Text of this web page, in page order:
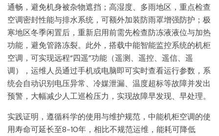
通畅，避免机身被杂物遮挡；高湿度、多雨地区，重点检查
空调密封性能与排水系统，可额外加装防雨罩增强防护；极
寒地区冬季闲置后，重新启用前需先检查防冻液液位与加热
功能，避免管路冻裂。此外，搭载中能智能监控系统的机柜
空调，可实现远程“四遥”功能（遥测、遥控、遥信、遥
调），运维人员通过手机或电脑即可实时查看运行参数，系
统会自动识别电压异常、冷媒泄漏、温度超标等故障并发出
预警，大幅减少人工巡检压力，实现故障早发现、早处理。
实践证明，遵循科学的使用与维护规范，中能机柜空调的使
用寿命可延长至8-10年，相比不规范运维，能耗可降低